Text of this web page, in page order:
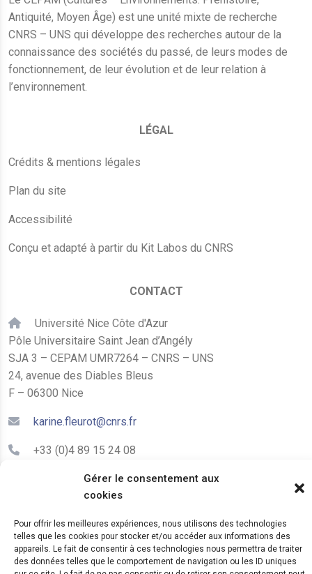
Gérer le consentement aux
cookies
Pour offrir les meilleures expériences, nous utilisons des technologies
telles que les cookies pour stocker et/ou accéder aux informations des
appareils. Le fait de consentir à ces technologies nous permettra de traiter
des données telles que le comportement de navigation ou les ID uniques
Antiquité, Moyen Âge) est une unité mixte de recherche
CNRS – UNS qui développe des recherches autour de la
connaissance des sociétés du passé, de leurs modes de
fonctionnement, de leur évolution et de leur relation à
l’environnement.
LÉGAL
Crédits & mentions légales
Plan du site
Accessibilité
Conçu et adapté à partir du Kit Labos du CNRS
CONTACT
Université Nice Côte d'Azur
Pôle Universitaire Saint Jean d’Angély
SJA 3 – CEPAM UMR7264 – CNRS – UNS
24, avenue des Diables Bleus
F – 06300 Nice
karine.fleurot@cnrs.fr
+33 (0)4 89 15 24 08
LE CEPAM EST HÉBERGÉ PAR